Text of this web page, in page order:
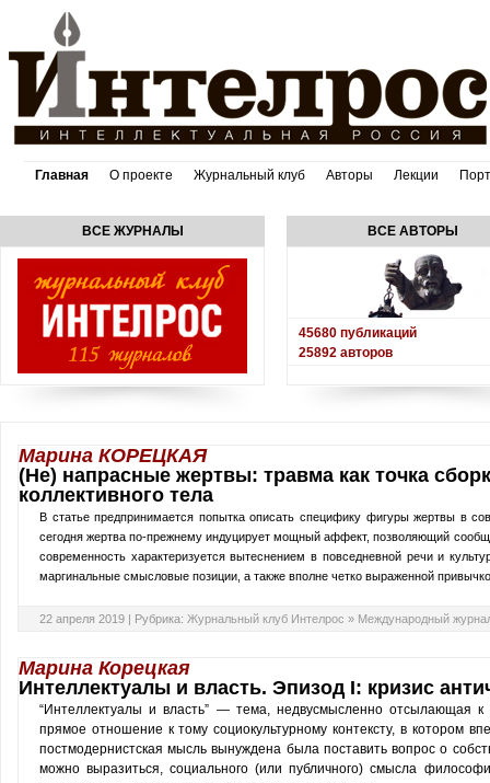
Главная О проекте Журнальный клуб Авторы Лекции
ВСЕ ЖУРНАЛЫ ВСЕ АВТОРЫ
45680 публикаций
25892 авторов
Марина КОРЕЦКАЯ
(Не) напрасные жертвы: травма как точка
коллективного тела
В статье предпринимается попытка описать специфику фигуры жертвы в
сегодня жертва по-прежнему индуцирует мощный аффект, позволяющий
современность характеризуется вытеснением в повседневной речи и
маргинальные смысловые позиции, а также вполне четко выраженной
22 апреля 2019 | Рубрика: Журнальный клуб Интелрос » Международный
Марина Корецкая
Интеллектуалы и власть. Эпизод I: кризис
“Интеллектуалы и власть” — тема, недвусмысленно отсылающая
прямое отношение к тому социокультурному контексту, в котором
постмодернистская мысль вынуждена была поставить вопрос о
можно выразиться, социального (или публичного) смысла